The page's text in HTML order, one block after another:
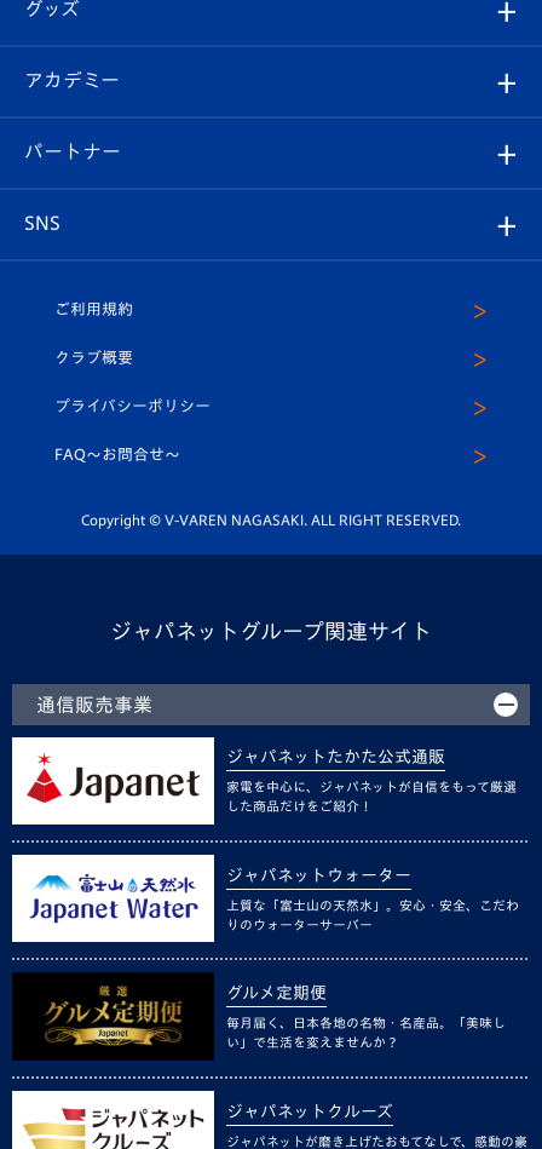
チケット
イベント
メディア
ホームタウン
スタッフプロフィール
マスコット紹介
平和祈念活動
ホームタウン活動
Revive Team
ヴィヴィくんの長崎おもてなしガイド
フォトギャラリー
スタジアムグルメ
V-LOVERS（ファンクラブ）
プレイヤーズスイート
グッズ
オンラインショップ
店舗情報
アカデミー
育成からのお知らせ
U-18
スクール
パートナー
SNS
ヴィヴィくんインスタグラム
公式LINE＠
ご利用規約
クラブ概要
プライバシーポリシー
FAQ〜お問合せ〜
Copyright © V-VAREN NAGASAKI. ALL RIGHT RESERVED.
ジャパネットグループ関連サイト
通信販売事業
ジャパネットたかた公式通販
家電を中心に、ジャパネットが自信をもって厳選
した商品だけをご紹介！
ジャパネットウォーター
上質な「富士山の天然水」。安心・安全、こだわ
りのウォーターサーバー
グルメ定期便
毎月届く、日本各地の名物・名産品。「美味し
い」で生活を変えませんか？
ジャパネットクルーズ
ジャパネットが磨き上げたおもてなしで、感動の豪